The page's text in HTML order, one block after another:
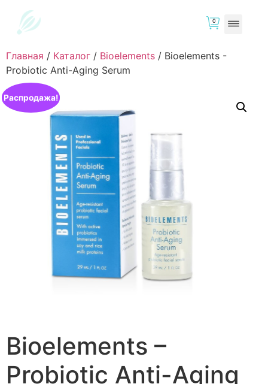
0
Главная / Каталог / Bioelements / Bioelements -
Probiotic Anti-Aging Serum
Распродажа!
Bioelements –
Probiotic Anti-Aging